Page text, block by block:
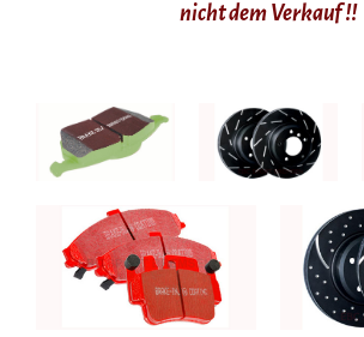
nicht dem Verkauf !!
Greenstuff
Dash